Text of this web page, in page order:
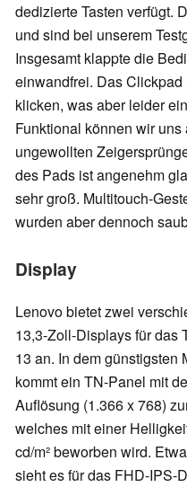
dedizierte Tasten verfügt.
und sind bei unserem
Insgesamt klappte die
einwandfrei. Das
klicken, was aber leider
Funktional können wir
ungewollten
des Pads ist angenehm
sehr groß. Multitouch-
wurden aber dennoch
Display
Lenovo bietet zwei
13,3-Zoll-Displays für das
13 an. In dem günstigsten
kommt ein TN-Panel mit
Auflösung (1.366 x 768)
welches mit einer
cd/m²beworben wird.
sieht es für das FHD-IPS-